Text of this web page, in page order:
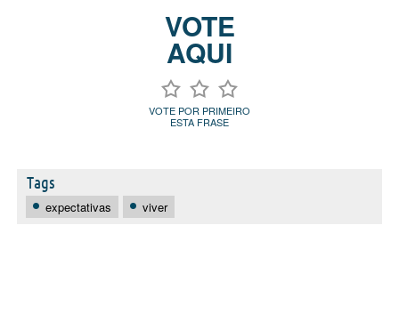
VOTE
AQUI
VOTE POR PRIMEIRO
ESTA FRASE
Tags
expectativas viver